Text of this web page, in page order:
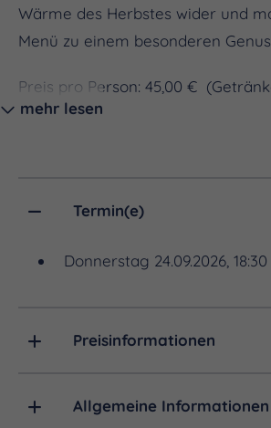
Wärme des Herbstes wider und
Menü zu einem besonderen
Preis pro Person: 45,00 €
inklusive)
mehr lesen
Termin(e)
Donnerstag 24.09.2026,
Preisinformationen
Allgemeine Informationen